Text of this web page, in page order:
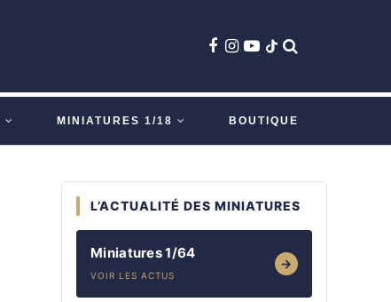
MINIATURES 1/18 BOUTIQUE
L’ACTUALITÉ DES MINIATURES
Miniatures 1/64
VOIR LES ACTUS
→